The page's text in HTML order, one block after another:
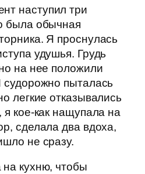
наступил три
была обычная
Я проснулась
удушья. Грудь
на нее положили
судорожно пыталась
легкие отказывались
кое-как нащупала на
сделала два вдоха,
не сразу.
кухню, чтобы